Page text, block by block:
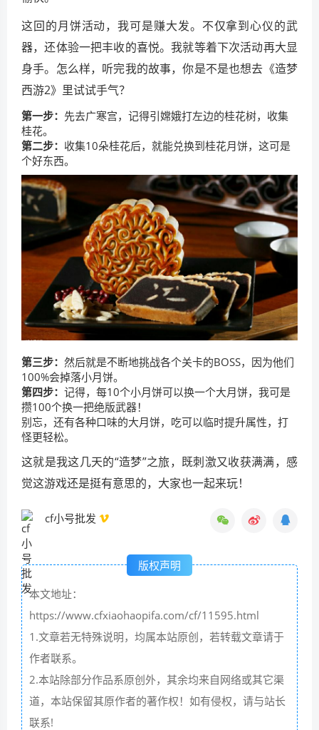
这回的月饼活动，我可是赚大发。不仅拿到心仪的武
器，还体验一把丰收的喜悦。我就等着下次活动再大显
身手。怎么样，听完我的故事，你是不是也想去《造梦
西游2》里试试手气？
第一步： 先去广寒宫，记得引嫦娥打左边的桂花树，收集
桂花。
第二步： 收集10朵桂花后，就能兑换到桂花月饼，这可是
个好东西。
第三步： 然后就是不断地挑战各个关卡的BOSS，因为他们
100%会掉落小月饼。
第四步： 记得，每10个小月饼可以换一个大月饼，我可是
攒100个换一把绝版武器！
别忘，还有各种口味的大月饼，吃可以临时提升属性，打
怪更轻松。
这就是我这几天的“造梦”之旅，既刺激又收获满满，感
觉这游戏还是挺有意思的，大家也一起来玩！
cf小号批发
版权声明
本文地址：
https://www.cfxiaohaopifa.com/cf/11595.html
1.文章若无特殊说明，均属本站原创，若转载文章请于
作者联系。
2.本站除部分作品系原创外，其余均来自网络或其它渠
道，本站保留其原作者的著作权！如有侵权，请与站长
联系!